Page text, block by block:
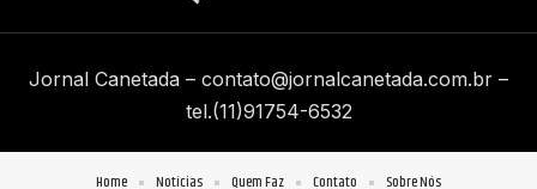
Jornal Canetada – contato@jornalcanetada.com.br –
tel.(11)91754-6532
Home Notícias Quem Faz Contato Sobre Nós